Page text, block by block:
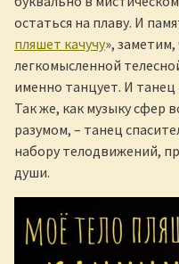
остаться на плаву. И
пляшет качучу»,
легкомысленной
именно танцует. И танец
Так же, как музыку сфер
разумом, – танец
набору телодвижений,
души.